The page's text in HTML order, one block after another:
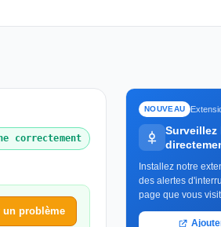
correctement
un problème
NOUVEAU
Surveillez
Installez notre
des alertes
page que vous